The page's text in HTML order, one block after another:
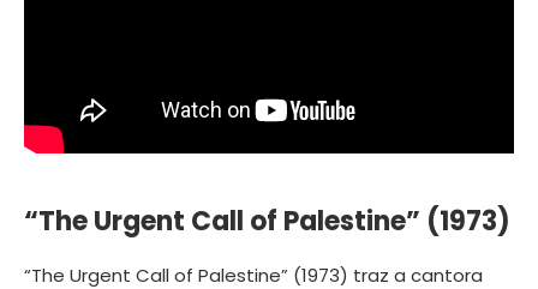
“The Urgent Call of Palestine” (1973)
“The Urgent Call of Palestine” (1973) traz a cantora